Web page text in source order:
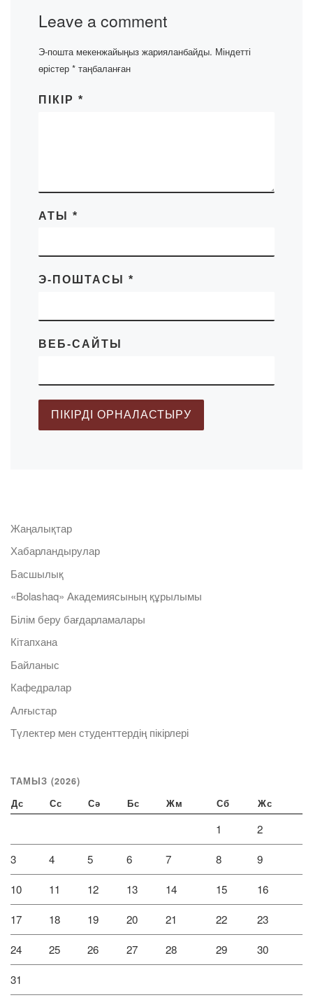
Leave a comment
Э-пошта мекенжайыңыз жарияланбайды. Міндетті
өрістер * таңбаланған
ПІКІР *
АТЫ *
Э-ПОШТАСЫ *
ВЕБ-САЙТЫ
Жаңалықтар
Хабарландырулар
Басшылық
«Bolashaq» Академиясының құрылымы
Білім беру бағдарламалары
Кітапхана
Байланыс
Кафедралар
Алғыстар
Түлектер мен студенттердің пікірлері
ТАМЫЗ (2026)
Дс Сс Сә Бс Жм Сб Жс
1 2
3 4 5 6 7 8 9
10 11 12 13 14 15 16
17 18 19 20 21 22 23
24 25 26 27 28 29 30
31